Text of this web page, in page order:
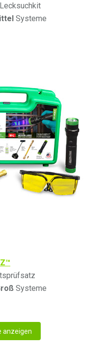
Systeme
Systeme
anzeigen